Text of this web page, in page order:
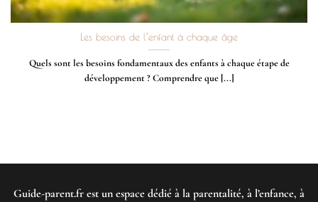
Les besoins de l’enfant à chaque âge
Quels sont les besoins fondamentaux des enfants à chaque étape de
développement ? Comprendre que [...]
Guide-parent.fr est un espace dédié à la parentalité, à l’enfance, à